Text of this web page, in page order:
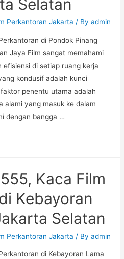
Selatan
Perkantoran Jakarta / Byadmin
di Pondok Pinang
Jaya Film sangat memahami
di setiap ruang kerja
kondusif adalah kunci
penentu utama adalah
alami yang masuk ke dalam
dengan bangga …
Kaca Film
Kebayoran
Selatan
Perkantoran Jakarta / Byadmin
di Kebayoran Lama